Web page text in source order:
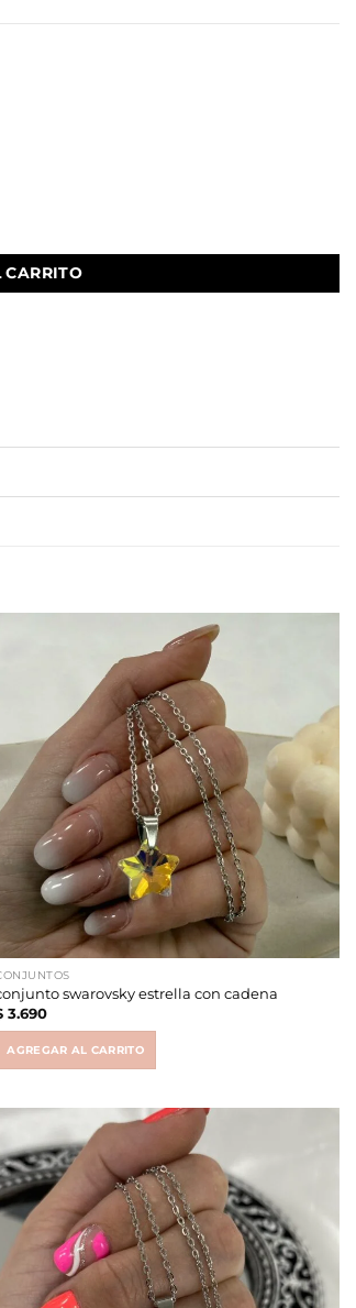
cantidad
CARRITO
swarovsky estrella con cadena
3.690
AGREGAR AL CARRITO